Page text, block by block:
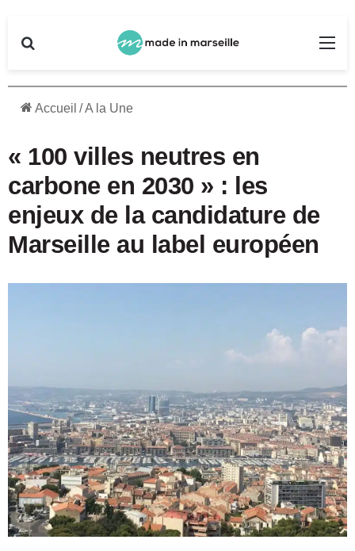
Accueil /A la Une
« 100 villes neutres en
carbone en 2030 » : les
enjeux de la candidature de
Marseille au label européen